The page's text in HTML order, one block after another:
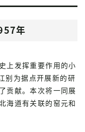
年
上发挥重要作用的小
为据点开展新的研
贡献。本次将一同展
海道有关联的窑元和